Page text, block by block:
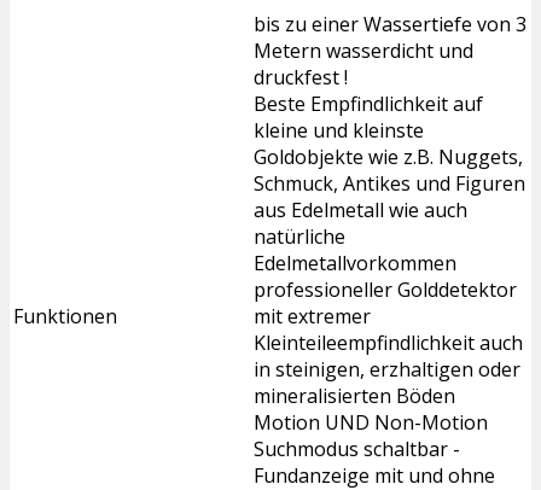
Funktionen
bis zu einer Wassertiefe von 3
Metern wasserdicht und
druckfest !
Beste Empfindlichkeit auf
kleine und kleinste
Goldobjekte wie z.B. Nuggets,
Schmuck, Antikes und Figuren
aus Edelmetall wie auch
natürliche
Edelmetallvorkommen
professioneller Golddetektor
mit extremer
Kleinteileempfindlichkeit auch
in steinigen, erzhaltigen oder
mineralisierten Böden
Motion UND Non-Motion
Suchmodus schaltbar -
Fundanzeige mit und ohne